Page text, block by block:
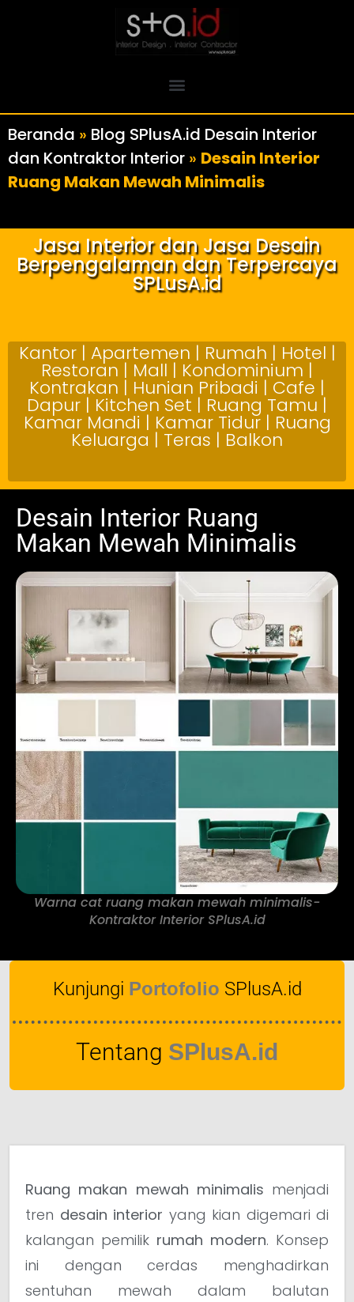
Beranda » Blog SPlusA.id Desain Interior
dan Kontraktor Interior » Desain Interior
Ruang Makan Mewah Minimalis
Jasa Interior dan Jasa Desain
Berpengalaman dan Terpercaya
SPLusA.id
Kantor | Apartemen | Rumah | Hotel |
Restoran | Mall | Kondominium |
Kontrakan | Hunian Pribadi | Cafe |
Dapur | Kitchen Set | Ruang Tamu |
Kamar Mandi | Kamar Tidur | Ruang
Keluarga | Teras | Balkon
Desain Interior Ruang
Makan Mewah Minimalis
Warna cat ruang makan mewah minimalis-
Kontraktor Interior SPlusA.id
Kunjungi Portofolio SPlusA.id
Tentang SPlusA.id
Ruang makan mewah minimalis menjadi
tren desain interior yang kian digemari di
kalangan pemilik rumah modern. Konsep
ini dengan cerdas menghadirkan
sentuhan mewah dalam balutan